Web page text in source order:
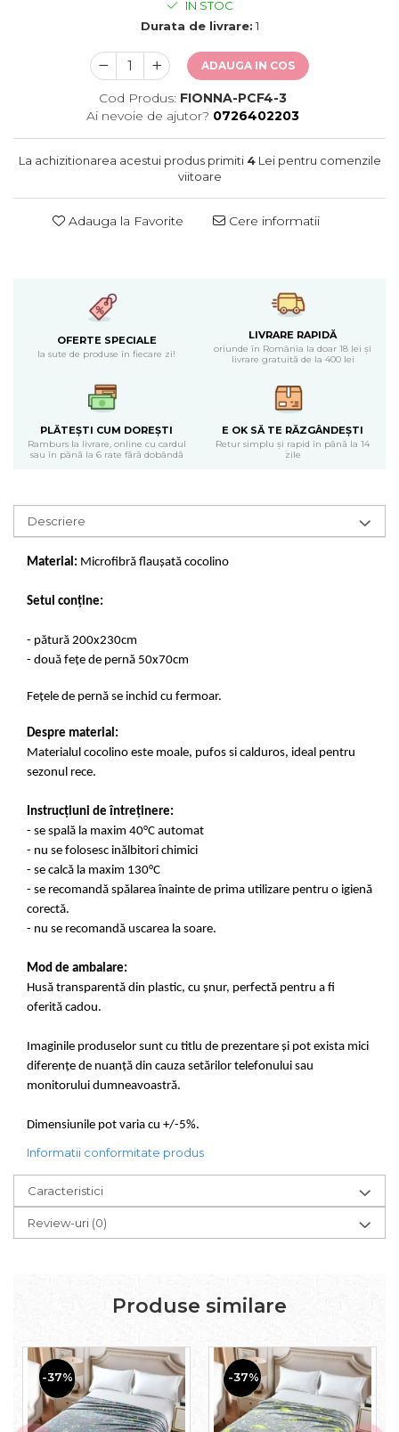
Cearceaf cu elastic
Cearceaf normal
Lenjerii Pufoase Fluffy/ Rabbit
Bumbac Neted Nesatinat
Lenjerii Satin Premium
Lenjerii Jacquard
Lenjerii pentru PASTE
Set Lenjerie + Draperii Pat Dublu
Huse De Pat Tricotate 180x200cm
Huse Impermeabile 160x200cm
Huse Impermeabile 180x200cm
IN STOC
Durata de livrare: 1
ADAUGA IN COS
Cod Produs: FIONNA-PCF4-3
Ai nevoie de ajutor? 0726402203
La achizitionarea acestui produs primiti 4Lei pentru comenzile
viitoare
Adauga la Favorite Cere informatii
OFERTE SPECIALE
la sute de produse în fiecare zi!
LIVRARE RAPIDĂ
oriunde în România la doar 18 lei și
livrare gratuită de la 400 lei
PLĂTEȘTI CUM DOREȘTI
Ramburs la livrare, online cu cardul
sau în până la 6 rate fără dobândă
E OK SĂ TE RĂZGÂNDEȘTI
Retur simplu și rapid în până la 14
zile
Descriere
Material: Microfibră flaușată cocolino
Setul conține:
- pătură 200x230cm
- două fețe de pernă 50x70cm
Fețele de pernă se inchid cu fermoar.
Despre material:
Materialul cocolino este moale, pufos si calduros, ideal pentru
sezonul rece.
Instrucțiuni de întreținere:
- se spală la maxim 40°C automat
- nu se folosesc inălbitori chimici
- se calcă la maxim 130°C
- se recomandă spălarea înainte de prima utilizare pentru o igienă
corectă.
- nu se recomandă uscarea la soare.
Mod de ambalare:
Husă transparentă din plastic, cu șnur, perfectă pentru a fi
oferită cadou.
Imaginile produselor sunt cu titlu de prezentare și pot exista mici
diferențe de nuanță din cauza setărilor telefonului sau
monitorului dumneavoastră.
Dimensiunile pot varia cu +/-5%.
Informatii conformitate produs
Caracteristici
Review-uri (0)
Produse similare
-37% -37%